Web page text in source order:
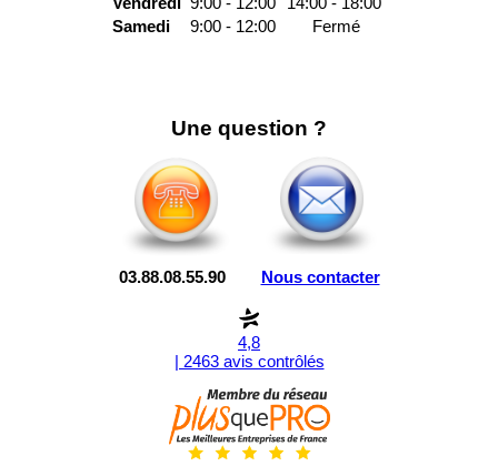
Samedi
9:00 - 12:00 Fermé
Une question ?
03.88.08.55.90 Nous contacter
4,8
| 2463 avis contrôlés